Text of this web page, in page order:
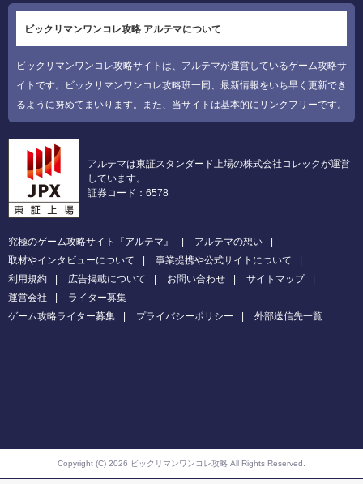
ビックリマンワンコレ攻略 アルテマについて
ビックリマンワンコレ攻略サイトは、アルテマが運営しているゲーム攻略サ
イトです。ビックリマンワンコレ攻略班一同、最新情報をいち早く更新でき
るように努めてまいります。また、当サイトは基本的にリンクフリーです。
アルテマは東証スタンダード上場の株式会社コレックが運営
しています。
証券コード：6578
究極のゲーム攻略サイト『アルテマ』
アルテマの想い
取材やインタビューについて
事業提携や公式サイトについて
利用規約
広告掲載について お問い合わせ
サイトマップ
運営会社
ライター募集
ゲーム攻略ライター募集
プライバシーポリシー 外部送信先一覧
Copyright (C) 2026 ビックリマンワンコレ攻略 All Rights Reserved.